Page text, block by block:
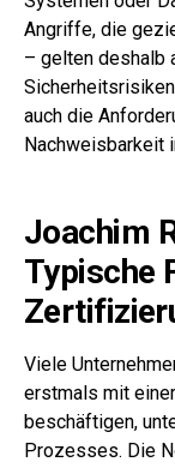
Angriffe, die
– gelten deshalb
auch die
Nachweisbarkeit
Joachim
Typische
Viele
erstmals mit
beschäftigen,
Prozesses. Die